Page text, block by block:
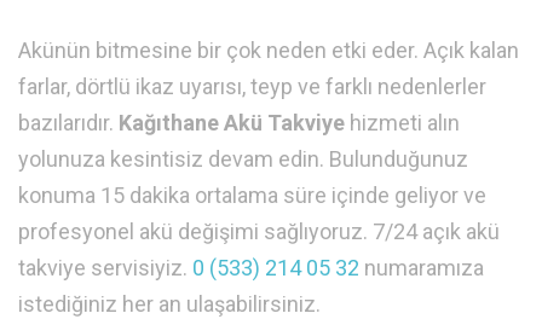
Akünün bitmesine bir çok neden etki eder. Açık kalan
farlar, dörtlü ikaz uyarısı, teyp ve farklı nedenlerler
bazılarıdır. Kağıthane Akü Takviye hizmeti alın
yolunuza kesintisiz devam edin. Bulunduğunuz
konuma 15 dakika ortalama süre içinde geliyor ve
profesyonel akü değişimi sağlıyoruz. 7/24 açık akü
takviye servisiyiz. 0 (533) 214 05 32 numaramıza
istediğiniz her an ulaşabilirsiniz.